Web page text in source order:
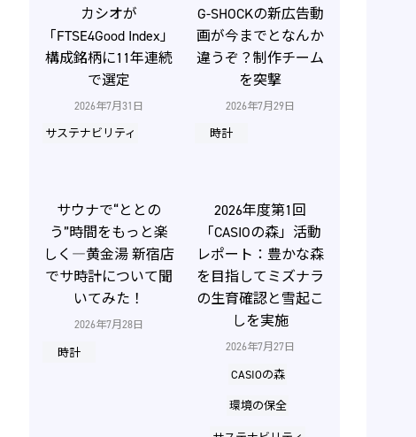
2026年7月31日
サステナビリティ
カシオが
「FTSE4Good Index」
構成銘柄に11年連続
で選定
2026年7月29日
時計
G-SHOCKの新広告動
画が今までとなんか
違うぞ？制作チーム
を突撃
2026年7月28日
時計
サウナで“ととの
う”時間をもっと楽
しく―黄金湯 新宿店
でサ時計について聞
いてみた！
2026年7月27日
CASIOの森
環境の保全
2026年度第1回
「CASIOの森」活動
レポート：豊かな森
を目指してミズナラ
の生育確認と雪起こ
しを実施